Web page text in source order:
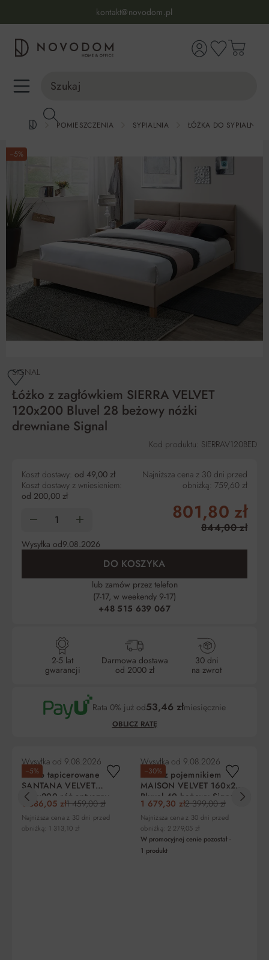
kontakt@novodom.pl
Dostawa z wniesieniem
30 dni na zwrot lub wymianę
98% zadowolonych klientów
POMIESZCZENIA SYPIALNIA ŁÓŻKA DO SYPIALNI
−5%
SIGNAL
Łóżko z zagłówkiem SIERRA VELVET
120x200 Bluvel 28 beżowy nóżki
drewniane Signal
Kod produktu: SIERRAV120BED
Koszt dostawy: od 49,00 zł
Koszt dostawy z wniesieniem:
od 200,00 zł
Najniższa cena z 30 dni przed
obniżką: 759,60 zł
801,80 zł
844,00 zł
Wysyłka od9.08.2026
DO KOSZYKA
lub zamów przez telefon
(7-17, w weekendy 9-17)
+48 515 639 067
2-5 lat
gwarancji
Darmowa dostawa
od 2000 zł
30 dni
na zwrot
Rata 0% już od53,46 złmiesięcznie
OBLICZ RATĘ
Liczba
rat
Miesięczna RRSO Do
zapłaty
0% 801,80 zł
−5%
Wysyłka od 9.08.2026
Łóżko tapicerowane
SANTANA VELVET
160x200 róż antyczny
1 386,05 zł1 459,00 zł
Najniższa cena z 30 dni przed
obniżką: 1 313,10 zł
−30%
Wysyłka od 9.08.2026
łóżko z pojemnikiem
MAISON VELVET 160x200
Bluvel 40 beżowy Signal
1 679,30 zł2 399,00 zł
Najniższa cena z 30 dni przed
obniżką: 2 279,05 zł
W promocyjnej cenie pozostał -
1 produkt